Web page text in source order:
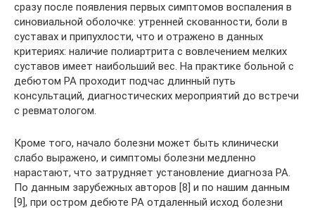
сразу после появления первых симптомов воспаления в
синовиальной оболочке: утренней скованности, боли в
суставах и припухлости, что и отражено в данных
критериях: наличие полиартрита с вовлечением мелких
суставов имеет наибольший вес. На практике больной с
дебютом РА проходит подчас длинный путь
консультаций, диагностических мероприятий до встречи
с ревматологом.
Кроме того, начало болезни может быть клинически
слабо выражено, и симптомы болезни медленно
нарастают, что затрудняет установление диагноза РА.
По данным зарубежных авторов [8] и по нашим данным
[9], при остром дебюте РА отдаленный исход болезни